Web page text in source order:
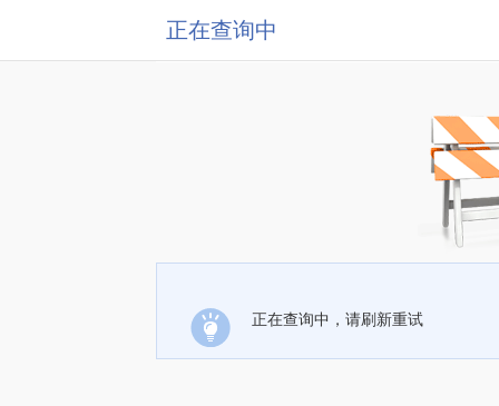
正在查询中
正在查询中，请刷新重试